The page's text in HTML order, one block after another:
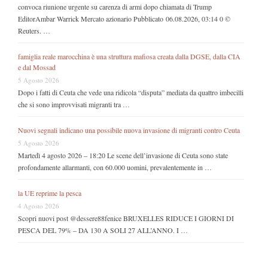
convoca riunione urgente su carenza di armi dopo chiamata di Trump
EditorAmbar Warrick Mercato azionario Pubblicato 06.08.2026, 03:14 0 ©
Reuters. …
famiglia reale marocchina è una struttura mafiosa creata dalla DGSE, dalla CIA
e dal Mossad
5 Agosto 2026
Dopo i fatti di Ceuta che vede una ridicola “disputa” mediata da quattro imbecilli
che si sono improvvisati migranti tra …
Nuovi segnali indicano una possibile nuova invasione di migranti contro Ceuta
5 Agosto 2026
Martedì 4 agosto 2026 – 18:20 Le scene dell’invasione di Ceuta sono state
profondamente allarmanti, con 60.000 uomini, prevalentemente in …
la UE reprime la pesca
4 Agosto 2026
Scopri nuovi post @dessere88fenice BRUXELLES RIDUCE I GIORNI DI
PESCA DEL 79% – DA 130 A SOLI 27 ALL’ANNO. I …